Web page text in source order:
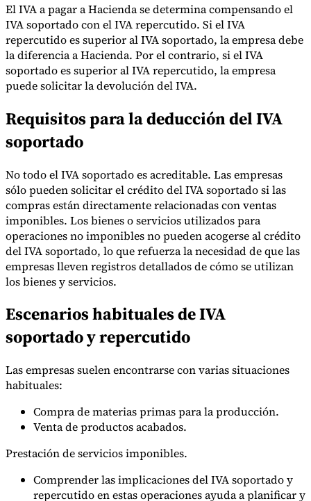
El IVA a pagar a Hacienda se determina compensando el
IVA soportado con el IVA repercutido. Si el IVA
repercutido es superior al IVA soportado, la empresa debe
la diferencia a Hacienda. Por el contrario, si el IVA
soportado es superior al IVA repercutido, la empresa
puede solicitar la devolución del IVA.
Requisitos para la deducción del IVA
soportado
No todo el IVA soportado es acreditable. Las empresas
sólo pueden solicitar el crédito del IVA soportado si las
compras están directamente relacionadas con ventas
imponibles. Los bienes o servicios utilizados para
operaciones no imponibles no pueden acogerse al crédito
del IVA soportado, lo que refuerza la necesidad de que las
empresas lleven registros detallados de cómo se utilizan
los bienes y servicios.
Escenarios habituales de IVA
soportado y repercutido
Las empresas suelen encontrarse con varias situaciones
habituales:
Compra de materias primas para la producción.
Venta de productos acabados.
Prestación de servicios imponibles.
Comprender las implicaciones del IVA soportado y
repercutido en estas operaciones ayuda a planificar y